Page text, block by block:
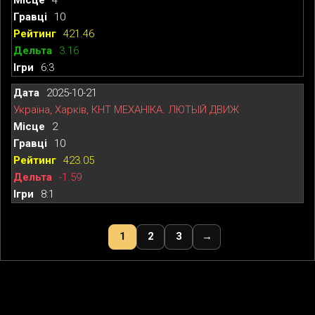
10
421.46
3.16
6:3
2025-10-21
Україна, Харків, КНТ МЕХАНІКА. ЛЮТЫЙ ДВИЖ
2
10
423.05
-1.59
8:1
1 2 3 →